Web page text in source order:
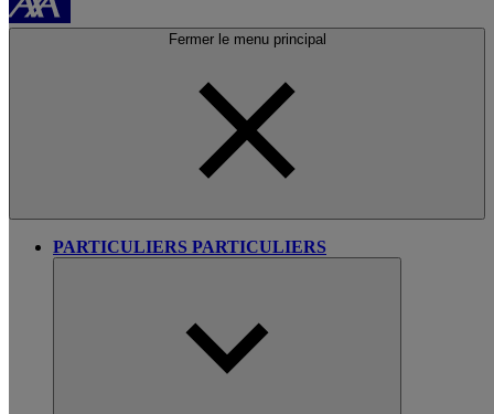
Fermer le menu principal
PARTICULIERS PARTICULIERS